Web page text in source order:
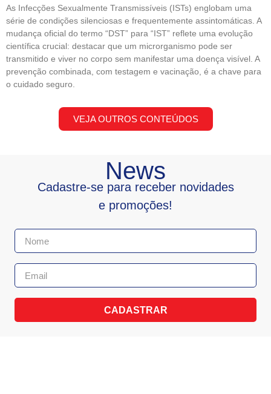
As Infecções Sexualmente Transmissíveis (ISTs) englobam uma
série de condições silenciosas e frequentemente assintomáticas. A
mudança oficial do termo “DST” para “IST” reflete uma evolução
científica crucial: destacar que um microrganismo pode ser
transmitido e viver no corpo sem manifestar uma doença visível. A
prevenção combinada, com testagem e vacinação, é a chave para
o cuidado seguro.
VEJA OUTROS CONTEÚDOS
News
Cadastre-se para receber novidades
e promoções!
CADASTRAR